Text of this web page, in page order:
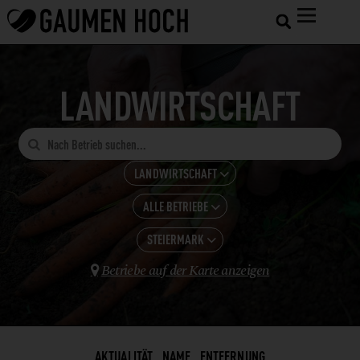
LANDWIRTSCHAFT

LANDWIRTSCHAFT 
ALLE KATEGORIEN
GASTRONOMIE
HOTELS
LANDWIRTSCHAFT
WEINBAU
ALLE BETRIEBE 
ALLE ANZEIGEN
BROT
ESSIG
FEINKOSTERZEUGNISSE
STEIERMARK 
BADEN-WÜRTTEMBERG
BURGENLAND
 Betriebe auf der Karte anzeigen
AKTUALITÄT NAME ENTFERNUNG